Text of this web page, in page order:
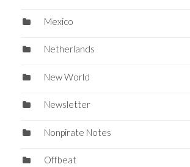
Mexico
Netherlands
New World
Newsletter
Nonpirate Notes
Offbeat